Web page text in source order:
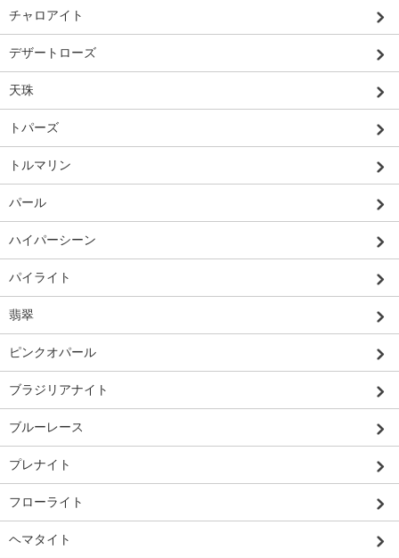
チャロアイト
デザートローズ
天珠
トパーズ
トルマリン
パール
ハイパーシーン
パイライト
翡翠
ピンクオパール
ブラジリアナイト
ブルーレース
プレナイト
フローライト
ヘマタイト